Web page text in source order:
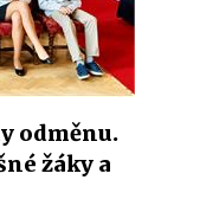
odměnu.
žáky a